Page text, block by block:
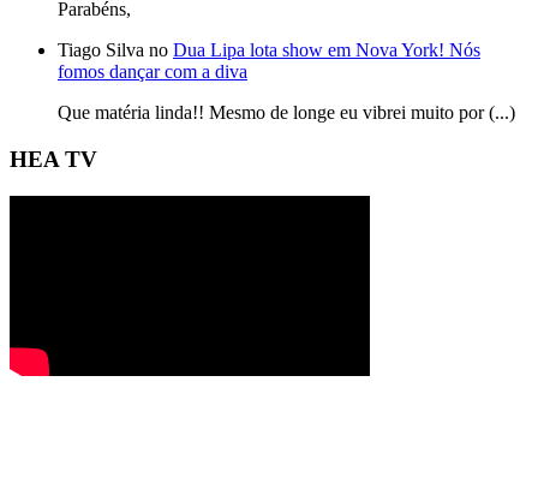
Parabéns,
Tiago Silva no Dua Lipa lota show em Nova York! Nós
fomos dançar com a diva
Que matéria linda!! Mesmo de longe eu vibrei muito por (...)
HEA TV